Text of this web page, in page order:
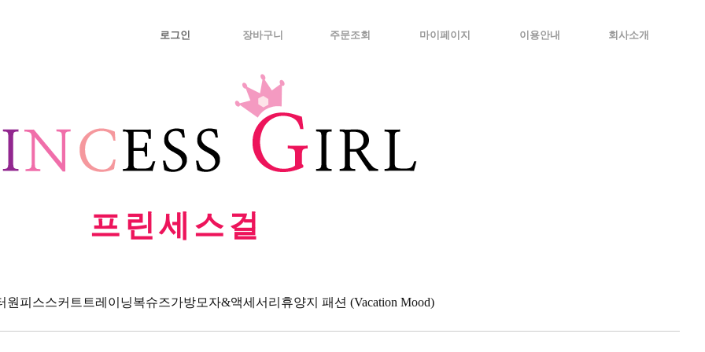
로그인 장바구니 주문조회 마이페이지 이용안내 회사소개
프린세스걸
원피스스커트 트레이닝복슈즈가방모자&액세서리 휴양지 패션 (Vacation Mood)